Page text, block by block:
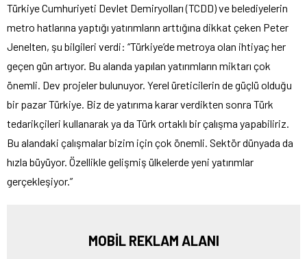
Türkiye Cumhuriyeti Devlet Demiryolları (TCDD) ve belediyelerin
metro hatlarına yaptığı yatırımların arttığına dikkat çeken Peter
Jenelten, şu bilgileri verdi: “Türkiye’de metroya olan ihtiyaç her
geçen gün artıyor. Bu alanda yapılan yatırımların miktarı çok
önemli. Dev projeler bulunuyor. Yerel üreticilerin de güçlü olduğu
bir pazar Türkiye. Biz de yatırıma karar verdikten sonra Türk
tedarikçileri kullanarak ya da Türk ortaklı bir çalışma yapabiliriz.
Bu alandaki çalışmalar bizim için çok önemli. Sektör dünyada da
hızla büyüyor. Özellikle gelişmiş ülkelerde yeni yatırımlar
gerçekleşiyor.”
MOBİL REKLAM ALANI